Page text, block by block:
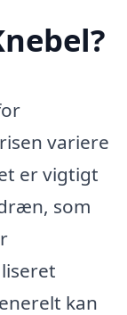
variere
er vigtigt
som
kan